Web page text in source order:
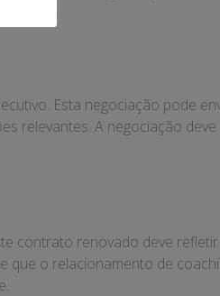
Esta negociação pode
relevantes. A negociação
contrato renovado deve
o relacionamento de